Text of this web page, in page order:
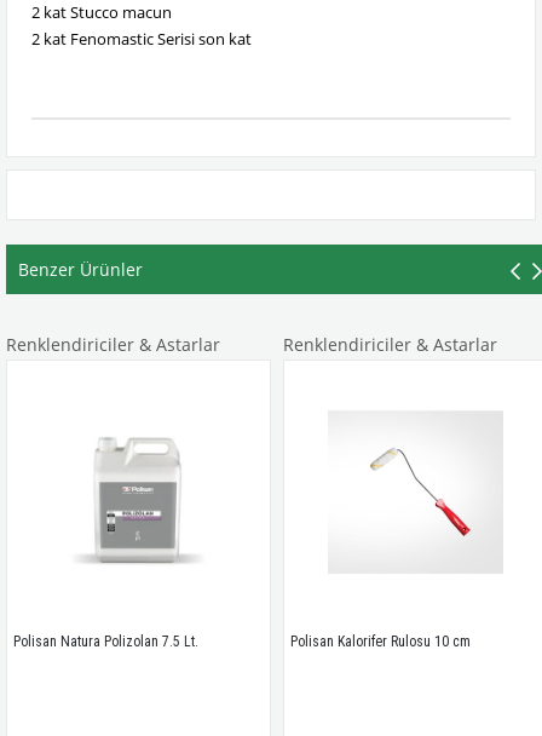
2 kat Stucco macun
2 kat Fenomastic Serisi son kat
Benzer Ürünler
& Astarlar
Natura Polizolan 7.5 Lt.
Renklendiriciler & Astarlar
Polisan Kalorifer Rulosu 10 cm